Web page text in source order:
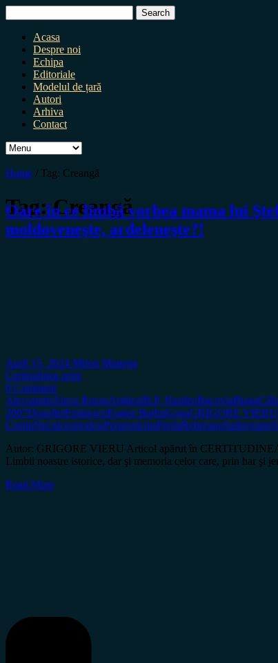
for:
Acasa
Despre noi
Echipa
Editoriale
Modelul de țară
Autori
Arhiva
Contact
Home / Tag: Creangă
Tag:Creangă
Oare în ce limbă vorbea mama lui
moldoveneşte, ardeleneşte?!
April 15, 2024 Miron Manega
Certitudinea print
0 Comment
AlecsandriAlecu RussoArgheziB.P. HasdeuBacoviaBlaga
2007DosofteiEminescuEugen BarbuGogaGRIGORE VIERU
CostinNeculceortodoxPerpessiciusPredaRebreanuSadoveanu
Autor: GRIGORE VIERU Articol apărut în CERTITUDINEA
Limbii noastre istorice, dar şi memoria celor care, prin har şi
Read More